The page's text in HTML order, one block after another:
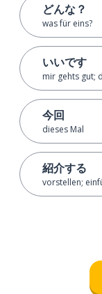
どんな？
was für eins?
いいです
mir gehts gut;
今回
dieses Mal
紹介する
vorstellen;